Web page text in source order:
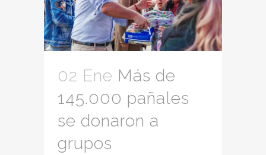
02 Ene Más de
145.000 pañales
se donaron a
grupos